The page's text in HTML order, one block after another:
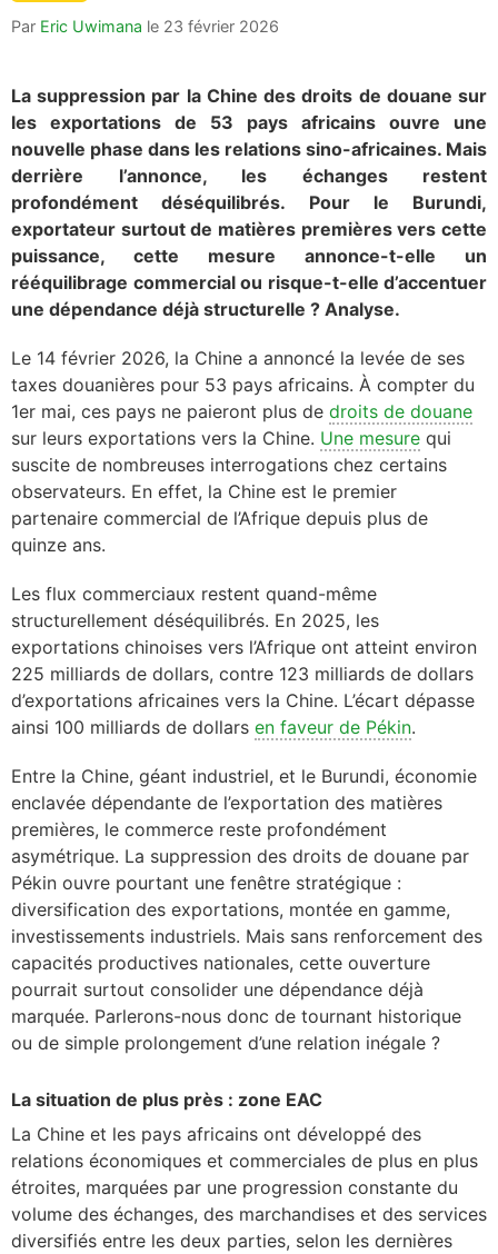
Par Eric Uwimana le 23 février 2026
La suppression par la Chine des droits de douane sur
les exportations de 53 pays africains ouvre une
nouvelle phase dans les relations sino-africaines. Mais
derrière l’annonce, les échanges restent
profondément déséquilibrés. Pour le Burundi,
exportateur surtout de matières premières vers cette
puissance, cette mesure annonce-t-elle un
rééquilibrage commercial ou risque-t-elle d’accentuer
une dépendance déjà structurelle ? Analyse.
Le 14 février 2026, la Chine a annoncé la levée de ses
taxes douanières pour 53 pays africains. À compter du
1er mai, ces pays ne paieront plus de droits de douane
sur leurs exportations vers la Chine. Une mesure qui
suscite de nombreuses interrogations chez certains
observateurs. En effet, la Chine est le premier
partenaire commercial de l’Afrique depuis plus de
quinze ans.
Les flux commerciaux restent quand-même
structurellement déséquilibrés. En 2025, les
exportations chinoises vers l’Afrique ont atteint environ
225 milliards de dollars, contre 123 milliards de dollars
d’exportations africaines vers la Chine. L’écart dépasse
ainsi 100 milliards de dollars en faveur de Pékin.
Entre la Chine, géant industriel, et le Burundi, économie
enclavée dépendante de l’exportation des matières
premières, le commerce reste profondément
asymétrique. La suppression des droits de douane par
Pékin ouvre pourtant une fenêtre stratégique :
diversification des exportations, montée en gamme,
investissements industriels. Mais sans renforcement des
capacités productives nationales, cette ouverture
pourrait surtout consolider une dépendance déjà
marquée. Parlerons-nous donc de tournant historique
ou de simple prolongement d’une relation inégale ?
La situation de plus près : zone EAC
La Chine et les pays africains ont développé des
relations économiques et commerciales de plus en plus
étroites, marquées par une progression constante du
volume des échanges, des marchandises et des services
diversifiés entre les deux parties, selon les dernières